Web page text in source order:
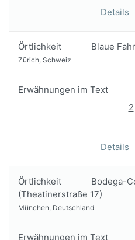
Details
Örtlichkeit Blaue
Zürich, Schweiz
Erwähnungen im Text
2
Details
Örtlichkeit
Bodega-
(Theatinerstraße 17)
München, Deutschland
Erwähnungen im Text